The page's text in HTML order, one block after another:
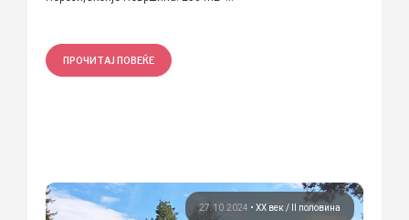
ПРОЧИТАЈ ПОВЕЌЕ
27.10.2024 • ХХ век / II половина